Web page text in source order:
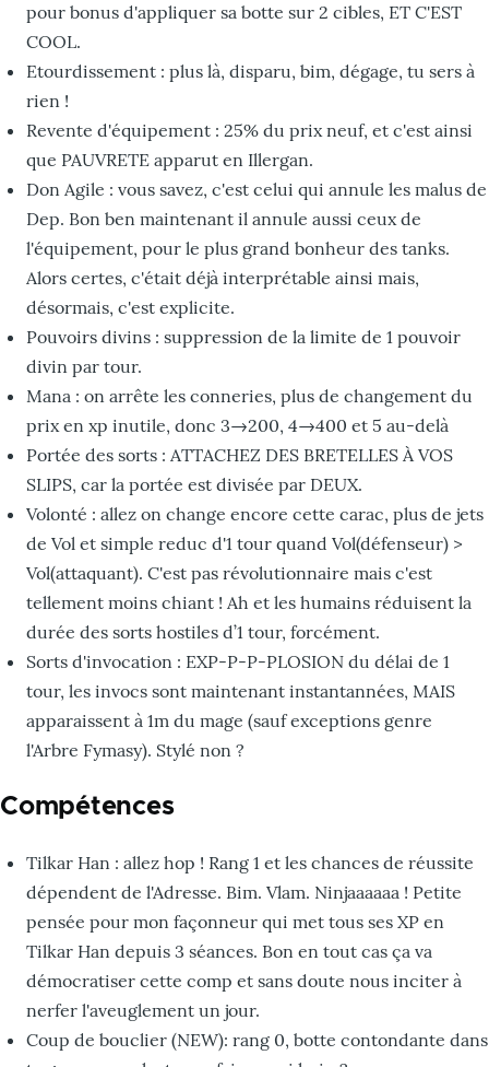
pour bonus d'appliquer sa botte sur 2 cibles, ET C'EST
COOL.
Etourdissement : plus là, disparu, bim, dégage, tu sers à
rien !
Revente d'équipement : 25% du prix neuf, et c'est ainsi
que PAUVRETE apparut en Illergan.
Don Agile : vous savez, c'est celui qui annule les malus de
Dep. Bon ben maintenant il annule aussi ceux de
l'équipement, pour le plus grand bonheur des tanks.
Alors certes, c'était déjà interprétable ainsi mais,
désormais, c'est explicite.
Pouvoirs divins : suppression de la limite de 1 pouvoir
divin par tour.
Mana : on arrête les conneries, plus de changement du
prix en xp inutile, donc 3→200, 4→400 et 5 au-delà
Portée des sorts : ATTACHEZ DES BRETELLES À VOS
SLIPS, car la portée est divisée par DEUX.
Volonté : allez on change encore cette carac, plus de jets
de Vol et simple reduc d'1 tour quand Vol(défenseur) >
Vol(attaquant). C'est pas révolutionnaire mais c'est
tellement moins chiant ! Ah et les humains réduisent la
durée des sorts hostiles d’1 tour, forcément.
Sorts d'invocation : EXP-P-P-PLOSION du délai de 1
tour, les invocs sont maintenant instantannées, MAIS
apparaissent à 1m du mage (sauf exceptions genre
l'Arbre Fymasy). Stylé non ?
Compétences
Tilkar Han : allez hop ! Rang 1 et les chances de réussite
dépendent de l'Adresse. Bim. Vlam. Ninjaaaaaa ! Petite
pensée pour mon façonneur qui met tous ses XP en
Tilkar Han depuis 3 séances. Bon en tout cas ça va
démocratiser cette comp et sans doute nous inciter à
nerfer l'aveuglement un jour.
Coup de bouclier (NEW): rang 0, botte contondante dans